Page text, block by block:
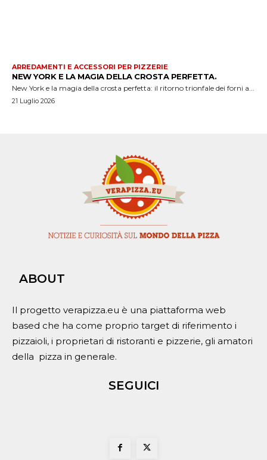
ARREDAMENTI E ACCESSORI PER PIZZERIE
NEW YORK E LA MAGIA DELLA CROSTA PERFETTA.
New York e la magia della crosta perfetta: il ritorno trionfale dei forni a...
21 Luglio 2026
ABOUT
Il progetto verapizza.eu è una piattaforma web
based che ha come proprio target di riferimento i
pizzaioli, i proprietari di ristoranti e pizzerie, gli amatori
della pizza in generale.
SEGUICI